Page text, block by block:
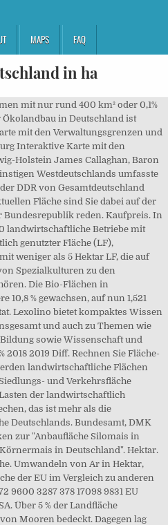
MAPS FAQ
in ha
mit nur rund 400 km² oder 0,1%
in Deutschland ist
mit den Verwaltungsgrenzen und
Interaktive Karte mit den
Holstein James Callaghan, Baron
Westdeutschlands umfasste
DDR von Gesamtdeutschland
Fläche sind Sie dabei auf der
Bundesrepublik reden. Kaufpreis. In
landwirtschaftliche Betriebe mit
genutzter Fläche (LF),
weniger als 5 Hektar LF, die auf
Spezialkulturen zu den
Die Bio-Flächen in
10,8 % gewachsen, auf nun 1,521
Lexolino bietet kompaktes Wissen
und auch zu Themen wie
sowie Wissenschaft und
2018 2019 Diff. Rechnen Sie Fläche-
landwirtschaftliche Flächen
und Verkehrsfläche
der landwirtschaftlich
das ist mehr als die
Deutschlands. Bundesamt, DMK
zur "Anbaufläche Silomais in
in Deutschland". Hektar.
Umwandeln von Ar in Hektar,
der EU im Vergleich zu anderen
9600 3287 378 17098 9831 EU
Über 5 % der Landfläche
Mooren bedeckt. Dagegen lag